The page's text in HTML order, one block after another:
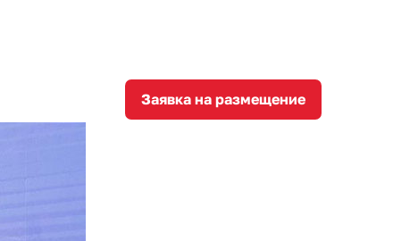
Заявка на размещение